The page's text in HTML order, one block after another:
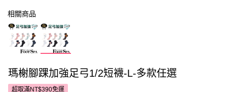
相關商品
瑪榭腳踝加強足弓1/2短襪-L-多款任選
超取滿NT$390免運